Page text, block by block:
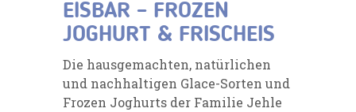
EISBAR – FROZEN
JOGHURT & FRISCHEIS
Die hausgemachten, natürlichen
und nachhaltigen Glace-Sorten und
Frozen Joghurts der Familie Jehle